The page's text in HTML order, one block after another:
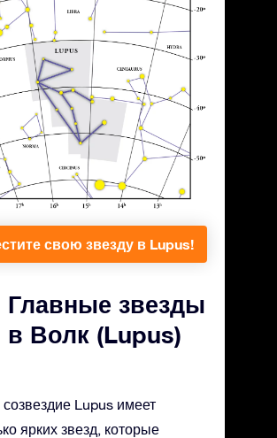
свою звезду в Lupus!
Главные звезды
в Волк (Lupus)
Lupus имеет
ярких звезд, которые